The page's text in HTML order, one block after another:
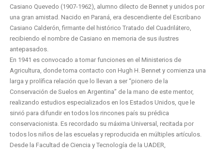
Casiano Quevedo (1907-1962), alumno dilecto de Bennet y unidos por
una gran amistad. Nacido en Paraná, era descendiente del Escribano
Casiano Calderón, firmante del histórico Tratado del Cuadrilátero,
recibiendo el nombre de Casiano en memoria de sus ilustres
antepasados.
En 1941 es convocado a tomar funciones en el Ministerios de
Agricultura, donde toma contacto con Hugh H. Bennet y comienza una
larga y prolífica relación que lo llevan a ser “pionero de la
Conservación de Suelos en Argentina” de la mano de este mentor,
realizando estudios especializados en los Estados Unidos, que le
sirvió para difundir en todos los rincones país su prédica
conservacionista. Es recordado su máxima Universal, recitada por
todos los niños de las escuelas y reproducida en múltiples artículos.
Desde la Facultad de Ciencia y Tecnología de la UADER,